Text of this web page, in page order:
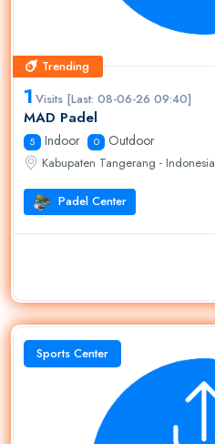
Trending
Trending
1 Visits [Last: 08-06-26 09:40]
MAD Padel
5 Indoor 0 Outdoor
Kabupaten Tangerang - Indonesia
Padel Center
Sports Center